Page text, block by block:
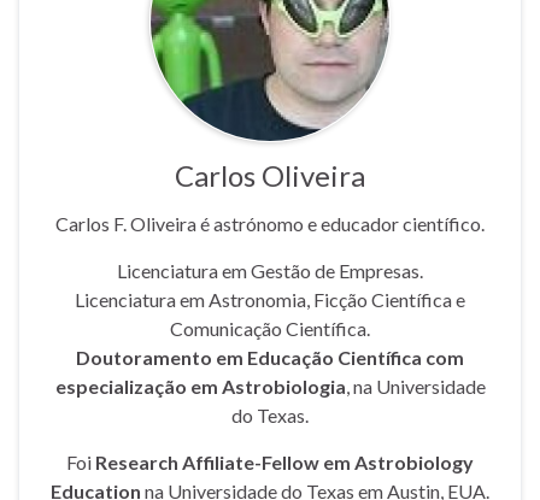
Carlos Oliveira
Carlos F. Oliveira é astrónomo e educador científico.
Licenciatura em Gestão de Empresas.
Licenciatura em Astronomia, Ficção Científica e
Comunicação Científica.
Doutoramento em Educação Científica com
especialização em Astrobiologia , na Universidade
do Texas.
Foi Research Affiliate-Fellow em Astrobiology
Education na Universidade do Texas em Austin, EUA.